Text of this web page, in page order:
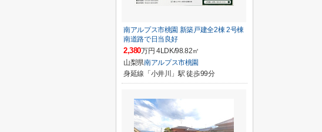
南アルプス市桃園 新築戸建全2棟 2号棟
南道路で日当良好
2,380万円 4LDK/98.82㎡
山梨県南アルプス市桃園
身延線「小井川」駅 徒歩99分